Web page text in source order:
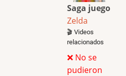
Saga juego
Zelda
🎬 Videos
relacionados
❌ No se
pudieron